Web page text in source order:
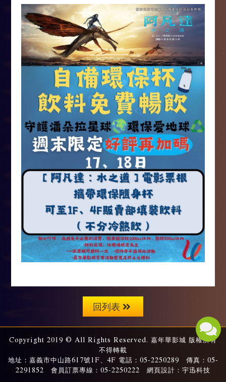
回列表
Copyright 2019 © All Rights Reserved. 嘉年華影城 版權所有
不得轉載
地址：嘉義市中山路617號1F、4F 電話：05-2250289 傳真：05-
2291852 會員訂票專線：05-2250222 網頁設計：宇迅科技